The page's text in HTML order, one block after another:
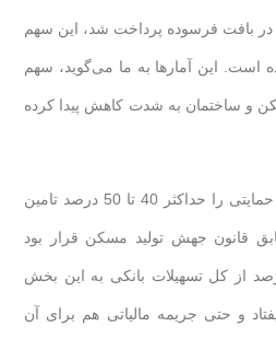
در بافت فرسوده پرداخت شد، این سهم
رسیده است. این آمارها به ما می‌گوید، سهم
و ساختمان به شدت کاهش پیدا کرده
حتی بانک‌ها، طرح‌های مسکن حمایتی را حداکثر 40 تا 50 درصد تامین
قانون جهش تولید مسکن قرار بود
سه سال اخیر، 20 درصد از کل تسهیلات بانکی به این بخش
و حتی جریمه مالیاتی هم برای آن